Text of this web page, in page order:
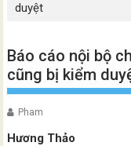
duyệt
Báo cáo nội bộ
cũng bị kiểm
Pham
Hương Thảo